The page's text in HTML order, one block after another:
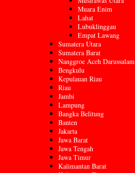
Muara Enim
Lahat
Lubuklinggau
Empat Lawang
Sumatera Utara
Sumatera Barat
Nanggroe Aceh Darussalam
Bengkulu
Kepulauan Riau
Riau
Jambi
Lampung
Bangka Belitung
Banten
Jakarta
Jawa Barat
Jawa Tengah
Jawa Timur
Kalimantan Barat